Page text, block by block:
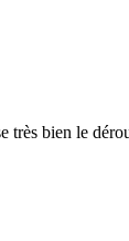
très bien le